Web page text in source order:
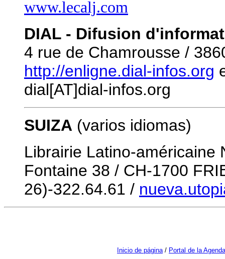
www.lecalj.com
DIAL - Difusion
4 rue de Chamrousse /
http://enligne.dial-infos.org
dial[AT]dial-infos.org
SUIZA (varios idiomas)
Librairie Latino-américaine
Fontaine 38 / CH-1700
26)-322.64.61 /
Inicio de página/ Portal de la Agenda